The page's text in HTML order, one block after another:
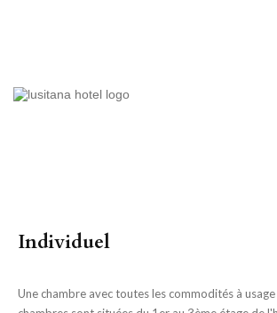
Individuel
Une chambre avec toutes les commodités à usage